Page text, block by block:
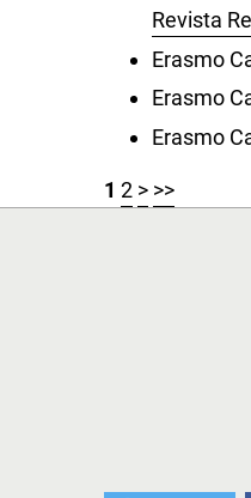
Revista
Erasmo
Erasmo
Erasmo
1 2 > >>